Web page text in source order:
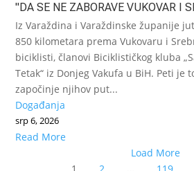
"DA SE NE ZABORAVE VUKOVAR I
Iz Varaždina i Varaždinske županije
850 kilometara prema Vukovaru i
biciklisti, članovi Biciklističkog kluba
Tetak“ iz Donjeg Vakufa u BiH. Peti je
započinje njihov put...
Događanja
srp 6, 2026
Read More
Load More